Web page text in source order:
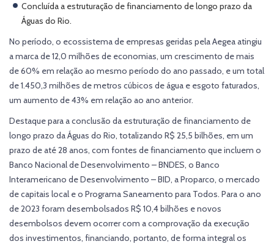
Concluída a estruturação de financiamento de longo prazo da
Águas do Rio.
No período, o ecossistema de empresas geridas pela Aegea atingiu
a marca de 12,0 milhões de economias, um crescimento de mais
de 60% em relação ao mesmo período do ano passado, e um total
de 1.450,3 milhões de metros cúbicos de água e esgoto faturados,
um aumento de 43% em relação ao ano anterior.
Destaque para a conclusão da estruturação de financiamento de
longo prazo da Águas do Rio, totalizando R$ 25,5 bilhões, em um
prazo de até 28 anos, com fontes de financiamento que incluem o
Banco Nacional de Desenvolvimento – BNDES, o Banco
Interamericano de Desenvolvimento – BID, a Proparco, o mercado
de capitais local e o Programa Saneamento para Todos. Para o ano
de 2023 foram desembolsados R$ 10,4 bilhões e novos
desembolsos devem ocorrer com a comprovação da execução
dos investimentos, financiando, portanto, de forma integral os